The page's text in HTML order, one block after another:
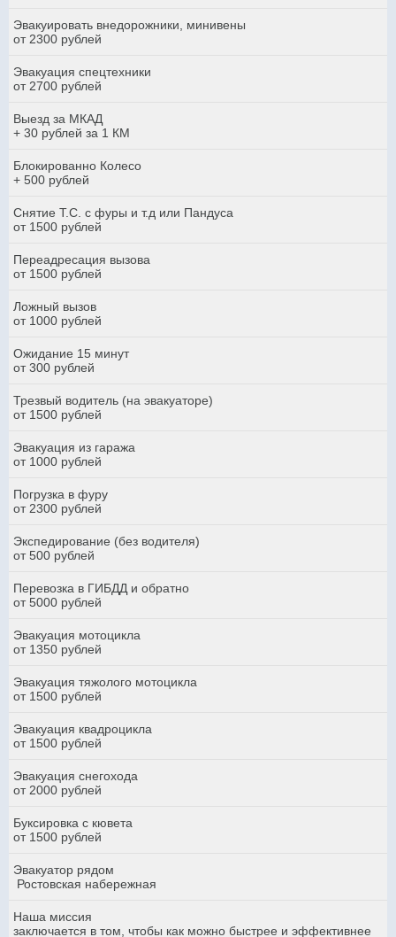
Эвакуировать внедорожники, минивены
от 2300 рублей
Эвакуация спецтехники
от 2700 рублей
Выезд за МКАД
+ 30 рублей за 1 КМ
Блокированно Колесо
+ 500 рублей
Снятие Т.С. с фуры и т.д или Пандуса
от 1500 рублей
Переадресация вызова
от 1500 рублей
Ложный вызов
от 1000 рублей
Ожидание 15 минут
от 300 рублей
Трезвый водитель (на эвакуаторе)
от 1500 рублей
Эвакуация из гаража
от 1000 рублей
Погрузка в фуру
от 2300 рублей
Экспедирование (без водителя)
от 500 рублей
Перевозка в ГИБДД и обратно
от 5000 рублей
Эвакуация мотоцикла
от 1350 рублей
Эвакуация тяжолого мотоцикла
от 1500 рублей
Эвакуация квадроцикла
от 1500 рублей
Эвакуация снегохода
от 2000 рублей
Буксировка с кювета
от 1500 рублей
Эвакуатор рядом
Ростовская набережная
Наша миссия
заключается в том, чтобы как можно быстрее и эффективнее